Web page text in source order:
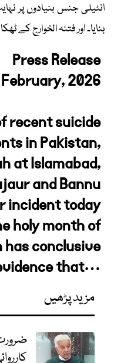
انٹیلی جنس بنیادوں پر
بنایا۔ اور فتنہ الخوارج کے
Press Release
February, 2026
recent suicide
in Pakistan,
at Islamabad,
and Bannu
incident today
holy month of
has conclusive
that…
مزید پڑھیں